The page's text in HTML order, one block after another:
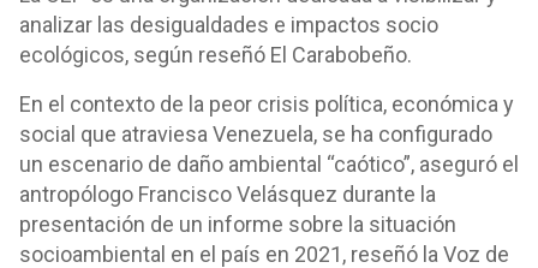
analizar las desigualdades e impactos socio
ecológicos, según reseñó El Carabobeño.
En el contexto de la peor crisis política, económica y
social que atraviesa Venezuela, se ha configurado
un escenario de daño ambiental “caótico”, aseguró el
antropólogo Francisco Velásquez durante la
presentación de un informe sobre la situación
socioambiental en el país en 2021, reseñó la Voz de